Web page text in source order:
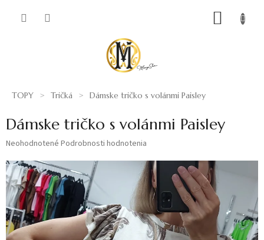
TOPY Tričká Dámske tričko s volánmi Paisley
Dámske tričko s volánmi Paisley
Priemerné
produktu
je
0,0
z
5
hviezdičiek.
Neohodnotené Podrobnosti hodnotenia